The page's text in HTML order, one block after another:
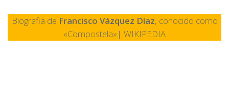
Biografia de Francisco Vázquez Díaz, conocido como
«Compostela»| WIKIPEDIA